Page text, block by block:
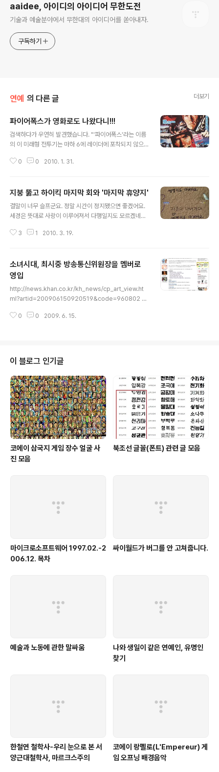
aaidee, 아이디의 아이디어 무한도전
기술과 예술분야에서 무한대의 아이디어를 쏟아내자.
구독하기
연예 의 다른 글 더보기
파이어폭스가 영화로도 나왔다니!!!
검색하다가 우연히 발견했습니다. "'파이어폭스'라는 이름
의 이 미래형 전투기는 마하 6에 레이더에 포착되지 않으
터를 정착하고 있는데, 나토 측이 이것에 대항하는 전투기
ver.com/movie/bi/mi/basic.nhn?code=10088#st
ory http://movie.daum.net/moviedetail/moviede
tailMain.do?movieId=10088 화이어폭스로 네이버 옛
yKeyword.nhn#%7B%22mode%22%3A0%2C%
0 0 2010. 1. 31.
지붕 뚫고 하이킥 마지막 회와 '마지막 휴양지'
결말이 너무 슬프군요. 정말 시간이 정지됐으면 좋겠어요.
세경은 뜻대로 사랑이 이루어져서 다행일지도 모르겠네
있어서 애틋했습니다. 생일날 봤던 96회입니다. 정말 예술
s.co.kr/news/articleView.html?idxno=9319 "세경
은 '마지막 휴양지'라는 그림을 유심히 쳐다보면서 슬픈 미
와 남자가 한 건물 앞에 있었고 옆에는 차가 주차돼 있었다.
빗길 사고로 세상을 떠난 지훈-세경의 모습과 비슷..
3 1 2010. 3. 19.
소녀시대, 최시중 방송통신위원장을 멤버로
영입
http://news.khan.co.kr/kh_news/cp_art_view.ht
ml?artid=200906150920519&code=960802 경
못 연결되어 최시중 방송통신위원장이 나오게 되었다. 네
말실수 기사 오보
0 0 2009. 6. 15.
이 블로그 인기글
코에이 삼국지 게임 장수 얼굴 사
진 모음
북조선 글꼴(폰트) 관련 글 모음
마이크로소프트웨어 1997.02.-2
006.12. 목차
싸이월드가 버그를 안 고쳐줍니다.
예술과 노동에 관한 말싸움
나와 생일이 같은 연예인, 유명인
찾기
한철연 철학사-우리 눈으로 본 서
양근대철학사, 마르크스주의
코에이 랑펠로(L'Empereur) 게
임 오프닝 배경음악